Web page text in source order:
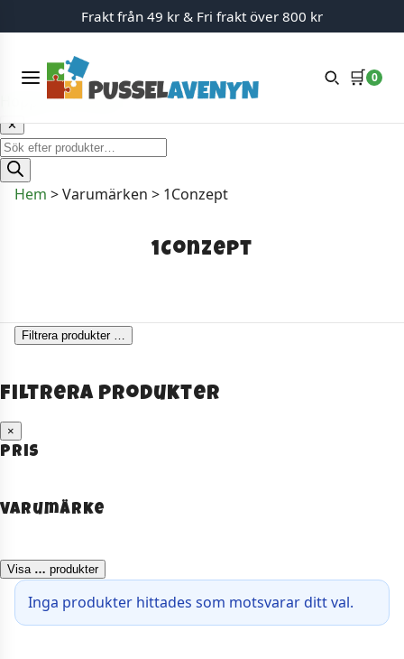
Hoppa till innehåll
Frakt från 49 kr & Fri frakt över 800 kr
Meny 🛒 0
✕
Produktsökning
Hem >Varumärken > 1Conzept
1Conzept
Filtrera produkter …
Filtrera produkter
×
Pris
Varumärke
Visa … produkter
Inga produkter hittades som motsvarar ditt val.